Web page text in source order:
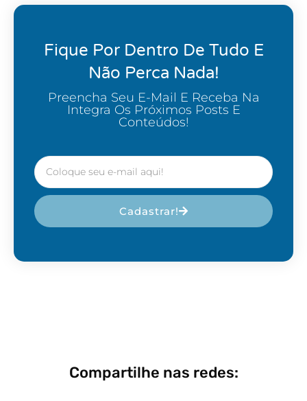
Fique Por Dentro De Tudo E
Não Perca Nada!
Preencha Seu E-Mail E Receba Na
Integra Os Próximos Posts E
Conteúdos!
Cadastrar!
Compartilhe nas redes: